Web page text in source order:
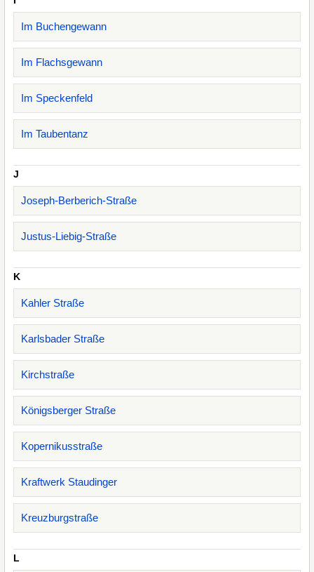
Im Buchengewann
Im Flachsgewann
Im Speckenfeld
Im Taubentanz
J
Joseph-Berberich-Straße
Justus-Liebig-Straße
K
Kahler Straße
Karlsbader Straße
Kirchstraße
Königsberger Straße
Kopernikusstraße
Kraftwerk Staudinger
Kreuzburgstraße
L